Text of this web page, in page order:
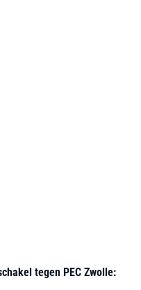
tegen PEC Zwolle: